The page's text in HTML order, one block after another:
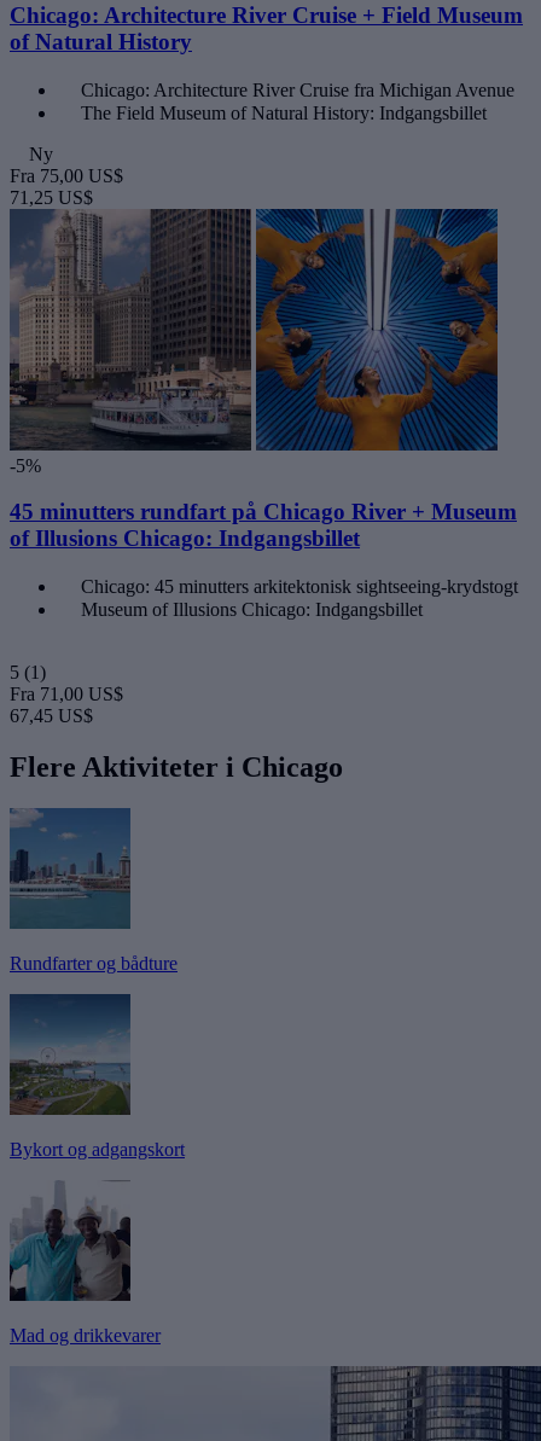
Chicago: Architecture River Cruise + Field Museum
of Natural History
Chicago: Architecture River Cruise fra Michigan Avenue
The Field Museum of Natural History: Indgangsbillet
Ny
Fra 75,00 US$
71,25 US$
-5%
45 minutters rundfart på Chicago River + Museum
of Illusions Chicago: Indgangsbillet
Chicago: 45 minutters arkitektonisk sightseeing-krydstogt
Museum of Illusions Chicago: Indgangsbillet
5 (1)
Fra 71,00 US$
67,45 US$
Flere Aktiviteter i Chicago
Rundfarter og bådture
Bykort og adgangskort
Mad og drikkevarer